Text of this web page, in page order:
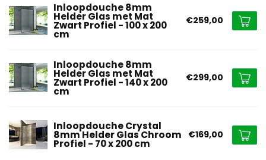
Inloopdouche 8mm
Helder Glas met Mat
Zwart Profiel - 100 x 200
cm
€259,00
Inloopdouche 8mm
Helder Glas met Mat
Zwart Profiel - 140 x 200
cm
€299,00
Inloopdouche Crystal
8mm Helder Glas Chroom
Profiel - 70 x 200 cm
€169,00